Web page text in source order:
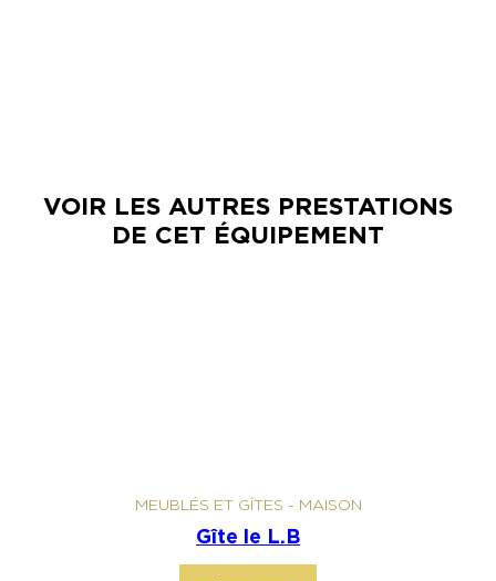
VOIR LES AUTRES PRESTATIONS
DE CET ÉQUIPEMENT
MEUBLÉS ET GÎTES - MAISON
Gîte le L.B